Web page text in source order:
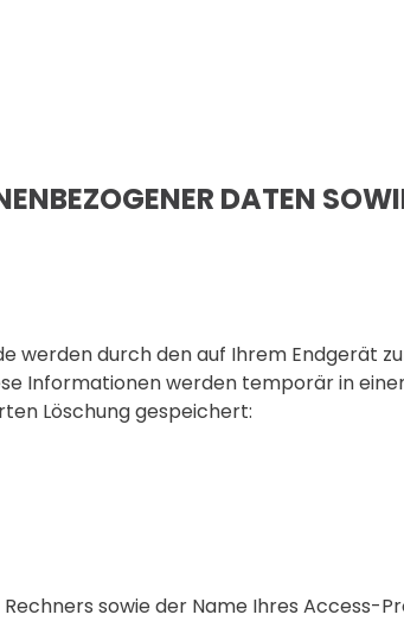
DATEN
werden durch den auf Ihrem Endgerät
Informationen werden temporär in
Löschung gespeichert:
sowie der Name Ihres Access-